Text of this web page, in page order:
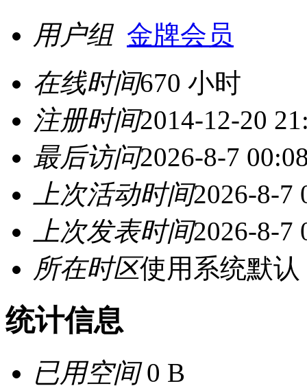
用户组 金牌会员
在线时间670 小时
注册时间2014-12-20
最后访问2026-8-7
上次活动时间2026-8-7
上次发表时间2026-8-7
所在时区使用系统默认
统计信息
已用空间0 B